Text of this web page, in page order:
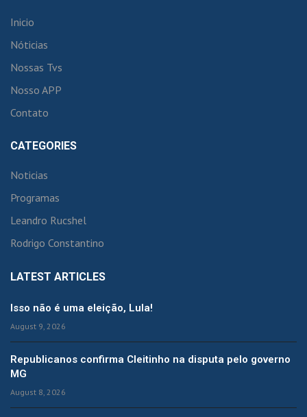
Inicio
Nóticias
Nossas Tvs
Nosso APP
Contato
CATEGORIES
Noticias
Programas
Leandro Rucshel
Rodrigo Constantino
LATEST ARTICLES
Isso não é uma eleição, Lula!
August 9, 2026
Republicanos confirma Cleitinho na disputa pelo governo
MG
August 8, 2026